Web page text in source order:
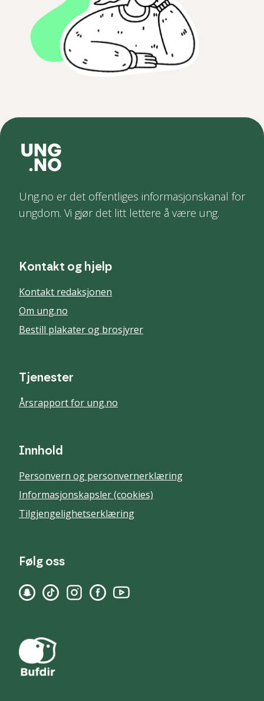
Ung.no er det offentliges informasjonskanal for
ungdom. Vi gjør det litt lettere å være ung.
Kontakt og hjelp
Kontakt redaksjonen
Om ung.no
Bestill plakater og brosjyrer
Tjenester
Årsrapport for ung.no
Innhold
Personvern og personvernerklæring
Informasjonskapsler (cookies)
Tilgjengelighetserklæring
Følg oss